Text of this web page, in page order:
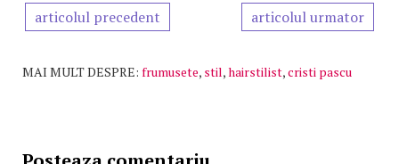
articolul precedent articolul urmator
MAI MULT DESPRE: frumusete, stil,hairstilist,cristi pascu